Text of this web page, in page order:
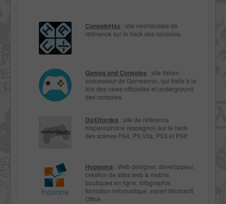
ConsoleHax : site néerlandais de
référence sur le hack des consoles.
Games and Consoles : site italien
successeur de Gamesonic, qui traite à la
fois des news officielles et underground
des consoles.
DaXHordes : site de référence
hispanophone (espagnol) sur le hack
des scènes PS4, PS Vita, PS3 et PSP.
Hypsoma : Web designer, développeur,
création de sites web & mobile,
boutiques en ligne, infographie,
formation informatique, expert Microsoft
Office.